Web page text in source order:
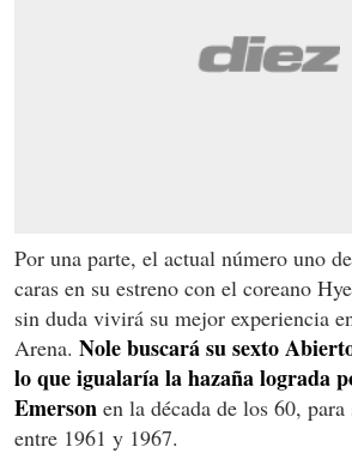
Por una parte, el actual número uno
caras en su estreno con el coreano
sin duda vivirá su mejor experiencia
Arena. Nole buscará su sexto
lo que igualaría la hazaña lograda
Emerson en la década de los 60, para
entre 1961 y 1967.